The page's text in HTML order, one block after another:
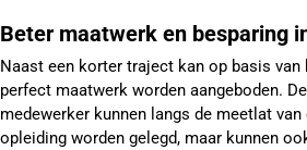
Beter maatwerk en besparing
Naast een korter traject kan op basis
perfect maatwerk worden aangeboden.
medewerker kunnen langs de meetlat van
opleiding worden gelegd, maar kunnen